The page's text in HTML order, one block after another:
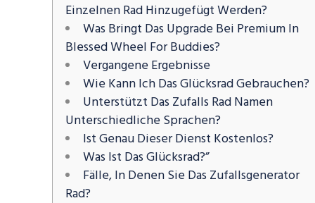
Einzelnen Rad Hinzugefügt Werden?
Was Bringt Das Upgrade Bei Premium In
Blessed Wheel For Buddies?
Vergangene Ergebnisse
Wie Kann Ich Das Glücksrad Gebrauchen?
Unterstützt Das Zufalls Rad Namen
Unterschiedliche Sprachen?
Ist Genau Dieser Dienst Kostenlos?
Was Ist Das Glücksrad?”
Fälle, In Denen Sie Das Zufallsgenerator
Rad?